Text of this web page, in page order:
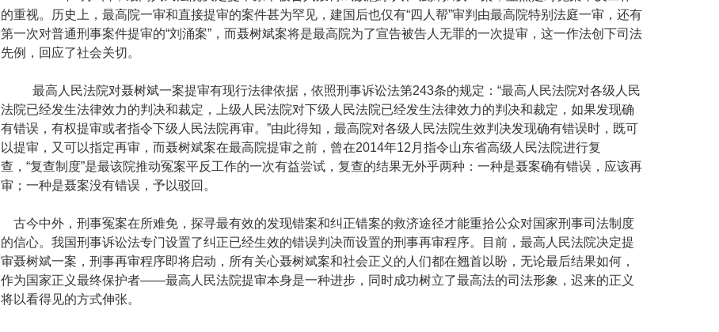
的重视。历史上，最高院一审和直接提审的案件甚为罕见，建国后也仅有“四人帮”审判由最高院特别法庭一审，还有
第一次对普通刑事案件提审的“刘涌案”，而聂树斌案将是最高院为了宣告被告人无罪的一次提审，这一作法创下司法
先例，回应了社会关切。
最高人民法院对聂树斌一案提审有现行法律依据，依照刑事诉讼法第243条的规定：“最高人民法院对各级人民
法院已经发生法律效力的判决和裁定，上级人民法院对下级人民法院已经发生法律效力的判决和裁定，如果发现确
有错误，有权提审或者指令下级人民法院再审。”由此得知，最高院对各级人民法院生效判决发现确有错误时，既可
以提审，又可以指定再审，而聂树斌案在最高院提审之前，曾在2014年12 月指令山东省高级人民法院进行复
查，“复查制度”是最该院推动冤案平反工作的一次有益尝试，复查的结果无外乎两种：一种是聂案确有错误，应该再
审；一种是聂案没有错误，予以驳回。
古今中外，刑事冤案在所难免，探寻最有效的发现错案和纠正错案的救济途径才能重拾公众对国家刑事司法制度
的信心。我国刑事诉讼法专门设置了纠正已经生效的错误判决而设置的刑事再审程序。目前，最高人民法院决定提
审聂树斌一案，刑事再审程序即将启动，所有关心聂树斌案和社会正义的人们都在翘首以盼，无论最后结果如何，
作为国家正义最终保护者——最高人民法院提审本身是一种进步，同时成功树立了最高法的司法形象，迟来的正义
将以看得见的方式伸张。